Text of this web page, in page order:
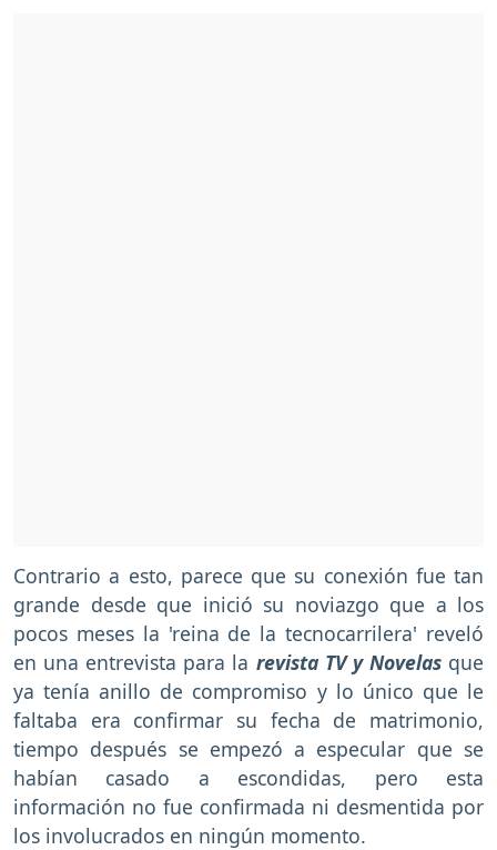
Contrario a esto, parece que su conexión fue tan
grande desde que inició su noviazgo que a los
pocos meses la 'reina de la tecnocarrilera' reveló
en una entrevista para la revista TV y Novelasque
ya tenía anillo de compromiso y lo único que le
faltaba era confirmar su fecha de matrimonio,
tiempo después se empezó a especular que se
habían casado a escondidas, pero esta
información no fue confirmada ni desmentida por
los involucrados en ningún momento.